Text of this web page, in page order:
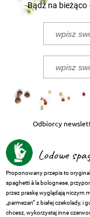
Bądź na bieżąco
Odbiorcy
Lodowe
Proponowany przepis to
spaghetti à la bolognese,
przez praskę wyglądają niczym
„parmezan” z białej czekolady,
chcesz, wykorzystaj inne